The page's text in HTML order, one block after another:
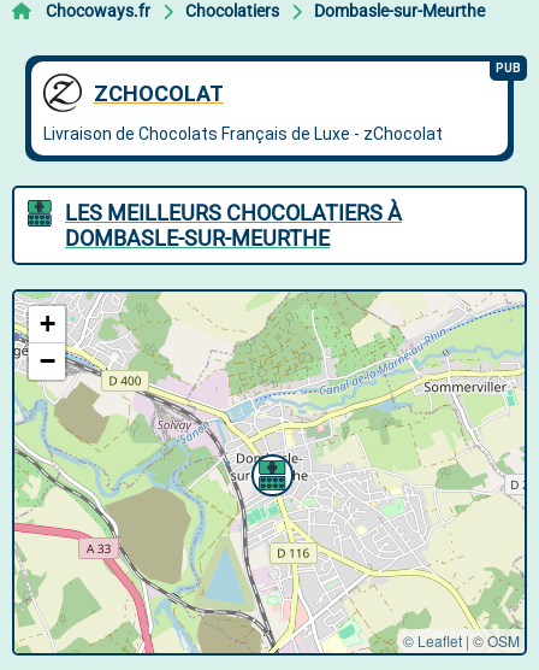
Chocoways.fr Chocolatiers Dombasle-sur-Meurthe
LES MEILLEURS CHOCOLATIERS À
DOMBASLE-SUR-MEURTHE
+
−
© Leaflet | ©OSM